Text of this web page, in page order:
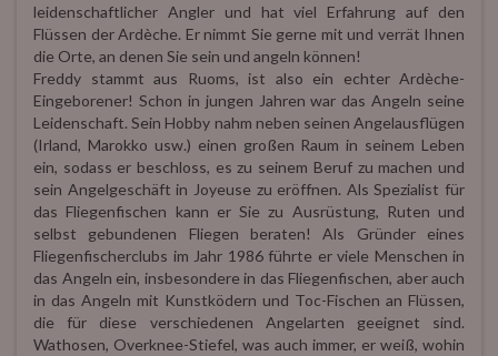
leidenschaftlicher Angler und hat viel Erfahrung auf den
Flüssen der Ardèche. Er nimmt Sie gerne mit und verrät Ihnen
die Orte, an denen Sie sein und angeln können!
Freddy stammt aus Ruoms, ist also ein echter Ardèche-
Eingeborener! Schon in jungen Jahren war das Angeln seine
Leidenschaft. Sein Hobby nahm neben seinen Angelausflügen
(Irland, Marokko usw.) einen großen Raum in seinem Leben
ein, sodass er beschloss, es zu seinem Beruf zu machen und
sein Angelgeschäft in Joyeuse zu eröffnen. Als Spezialist für
das Fliegenfischen kann er Sie zu Ausrüstung, Ruten und
selbst gebundenen Fliegen beraten! Als Gründer eines
Fliegenfischerclubs im Jahr 1986 führte er viele Menschen in
das Angeln ein, insbesondere in das Fliegenfischen, aber auch
in das Angeln mit Kunstködern und Toc-Fischen an Flüssen,
die für diese verschiedenen Angelarten geeignet sind.
Wathosen, Overknee-Stiefel, was auch immer, er weiß, wohin